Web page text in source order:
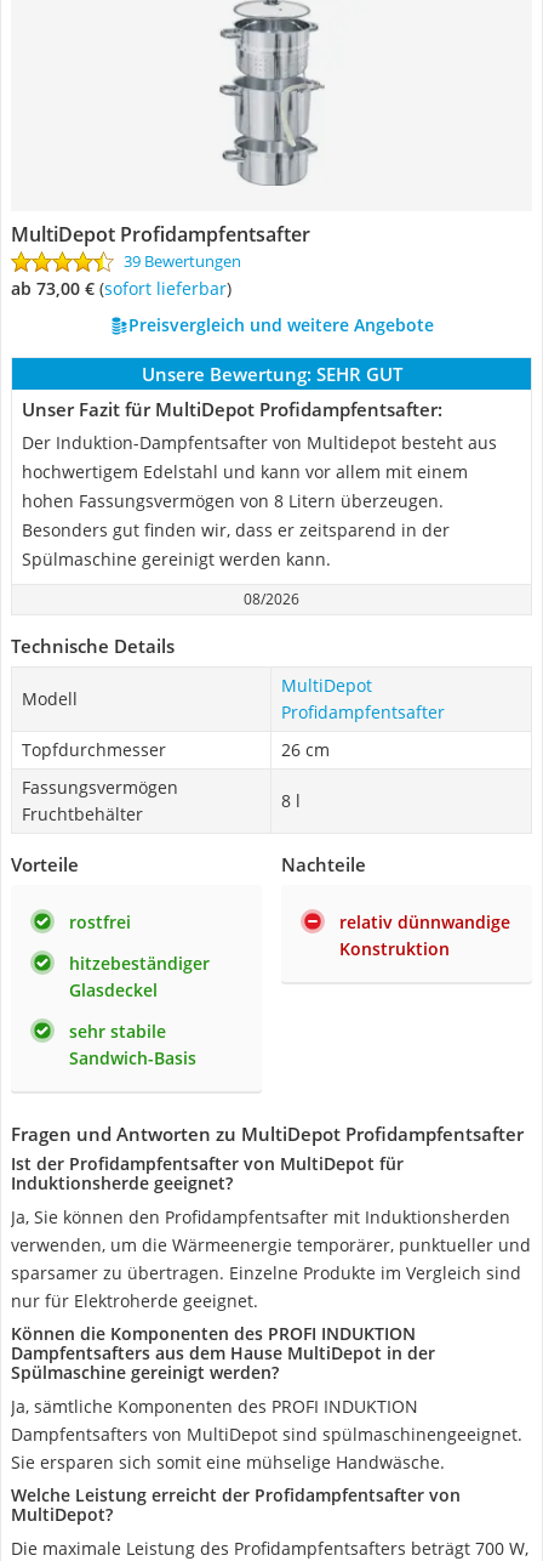
MultiDepot Profidampfentsafter
39 Bewertungen
ab 73,00 € ( Sofort lieferbar)
Preisvergleich und weitere Angebote
Unsere Bewertung: SEHR GUT
Unser Fazit für MultiDepot Profidampfentsafter:
Der Induktion-Dampfentsafter von Multidepot besteht aus
hochwertigem Edelstahl und kann vor allem mit einem
hohen Fassungsvermögen von 8 Litern überzeugen.
Besonders gut finden wir, dass er zeitsparend in der
Spülmaschine gereinigt werden kann.
08/2026
Technische Details
Modell
MultiDepot
Profidampfentsafter
Topfdurchmesser
26 cm
Fassungsvermögen
Fruchtbehälter
8 l
Vorteile
rostfrei
hitzebeständiger
Glasdeckel
sehr stabile
Sandwich-Basis
Nachteile
relativ dünnwandige
Konstruktion
Fragen und Antworten zu MultiDepot Profidampfentsafter
Ist der Profidampfentsafter von MultiDepot für
Induktionsherde geeignet?
Ja, Sie können den Profidampfentsafter mit Induktionsherden
verwenden, um die Wärmeenergie temporärer, punktueller und
sparsamer zu übertragen. Einzelne Produkte im Vergleich sind
nur für Elektroherde geeignet.
Können die Komponenten des PROFI INDUKTION
Dampfentsafters aus dem Hause MultiDepot in der
Spülmaschine gereinigt werden?
Ja, sämtliche Komponenten des PROFI INDUKTION
Dampfentsafters von MultiDepot sind spülmaschinengeeignet.
Sie ersparen sich somit eine mühselige Handwäsche.
Welche Leistung erreicht der Profidampfentsafter von
MultiDepot?
Die maximale Leistung des Profidampfentsafters beträgt 700 W,